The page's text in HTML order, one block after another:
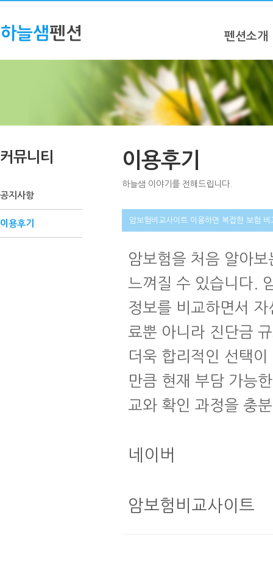
펜션소개
커뮤니티
공지사항
이용후기
이용후기
하늘샘 이야기를 전해드립니다.
암보험비교사이트 이용하면 복잡한 보험
암보험을 처음 알아
느껴질 수 있습니다.
정보를 비교하면서
료뿐 아니라 진단금
더욱 합리적인 선택
만큼 현재 부담 가능
교와 확인 과정을 충
네이버
암보험비교사이트